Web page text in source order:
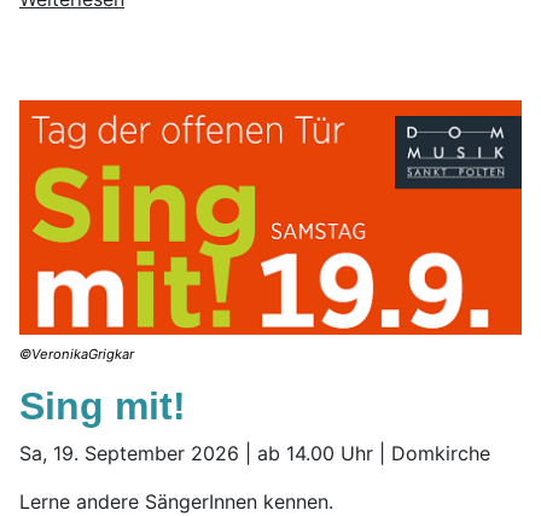
©VeronikaGrigkar
Sing mit!
Sa, 19. September 2026 | ab 14.00 Uhr | Domkirche
Lerne andere SängerInnen kennen.